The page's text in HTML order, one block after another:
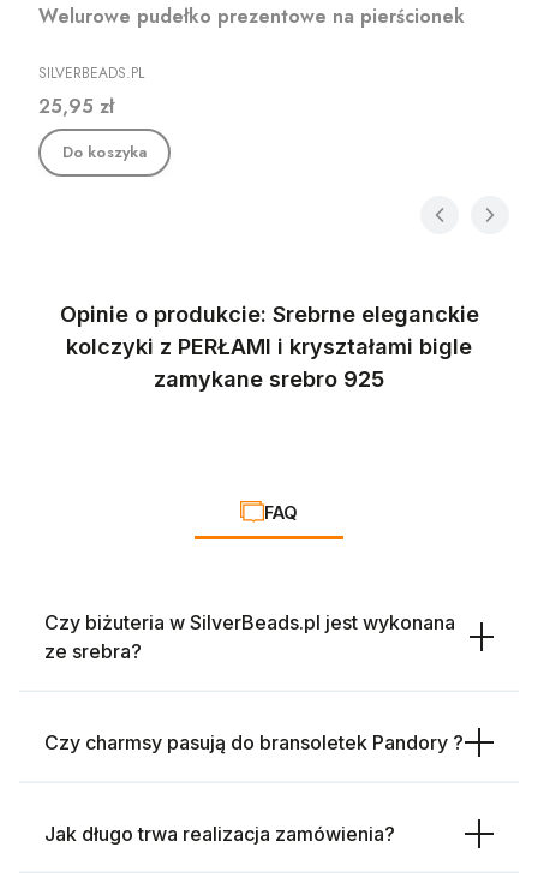
Welurowe pudełko prezentowe na pierścionek
PRODUCENT
SILVERBEADS.PL
Cena
25,95 zł
Do koszyka
Opinie o produkcie: Srebrne eleganckie
kolczyki z PERŁAMI i kryształami bigle
zamykane srebro 925
FAQ
Czy biżuteria w SilverBeads.pl jest wykonana
ze srebra?
Czy charmsy pasują do bransoletek Pandory ?
Jak długo trwa realizacja zamówienia?